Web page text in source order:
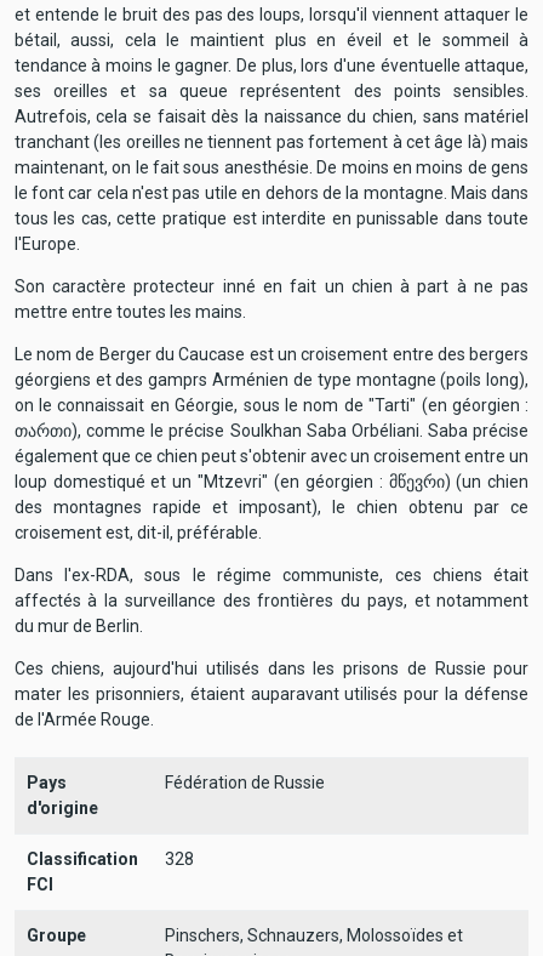
et entende le bruit des pas des loups, lorsqu'il viennent attaquer le
bétail, aussi, cela le maintient plus en éveil et le sommeil à
tendance à moins le gagner. De plus, lors d'une éventuelle attaque,
ses oreilles et sa queue représentent des points sensibles.
Autrefois, cela se faisait dès la naissance du chien, sans matériel
tranchant (les oreilles ne tiennent pas fortement à cet âge là) mais
maintenant, on le fait sous anesthésie. De moins en moins de gens
le font car cela n'est pas utile en dehors de la montagne. Mais dans
tous les cas, cette pratique est interdite en punissable dans toute
l'Europe.
Son caractère protecteur inné en fait un chien à part à ne pas
mettre entre toutes les mains.
Le nom de Berger du Caucase est un croisement entre des bergers
géorgiens et des gamprs Arménien de type montagne (poils long),
on le connaissait en Géorgie, sous le nom de "Tarti" (en géorgien :
თართი), comme le précise Soulkhan Saba Orbéliani. Saba précise
également que ce chien peut s'obtenir avec un croisement entre un
loup domestiqué et un "Mtzevri" (en géorgien : მწევრი) (un chien
des montagnes rapide et imposant), le chien obtenu par ce
croisement est, dit-il, préférable.
Dans l'ex-RDA, sous le régime communiste, ces chiens était
affectés à la surveillance des frontières du pays, et notamment
du mur de Berlin.
Ces chiens, aujourd'hui utilisés dans les prisons de Russie pour
mater les prisonniers, étaient auparavant utilisés pour la défense
de l'Armée Rouge.
Pays
d'origine
Fédération de Russie
Classification
FCI
328
Groupe
Pinschers, Schnauzers, Molossoïdes et